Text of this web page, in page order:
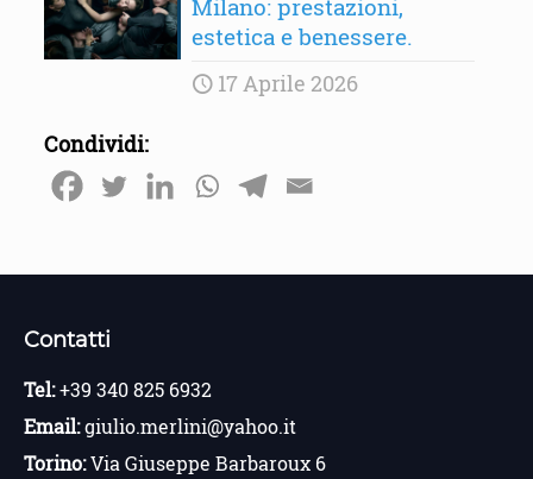
Milano: prestazioni,
estetica e benessere.
17 Aprile 2026
Condividi:
Contatti
Tel:+39 340 825 6932
Email:giulio.merlini@yahoo.it
Torino:Via Giuseppe Barbaroux 6